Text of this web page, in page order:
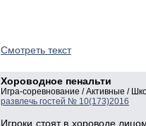
Смотреть текст
Хороводное пенальти
Игра-соревнование / Активные /
развлечь гостей № 10(173)2016
Игроки стоят в хороводе